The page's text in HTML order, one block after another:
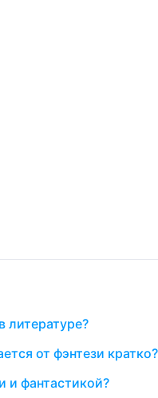
литературе?
от фэнтези кратко?
и фантастикой?